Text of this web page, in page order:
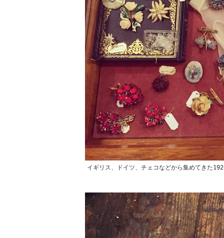
イギリス、ドイツ、チェコなどから集めてきた